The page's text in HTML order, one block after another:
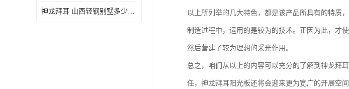
神龙拜耳 山西轻钢别墅多少钱 施工快捷 以上所列举的几大特色，都是该产品所具有的特质
制造过程中，运用的是较为的技术。正因为此，才
然后营建了较为理想的采光作用。
总之，咱们从以上的内容可以充分的了解到神龙拜
任，神龙拜耳阳光板还将会迎来更为宽广的开展空